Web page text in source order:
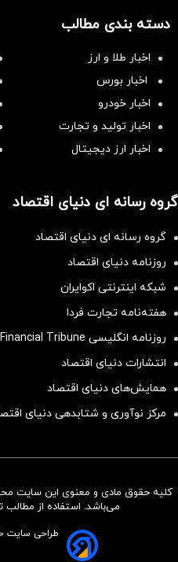
دسته بندی مطالب
اخبار طلا و ارز
اخبار بورس
اخبار خودرو
اخبار تولید و تجارت
اخبار ارز دیجیتال
گروه رسانه ای دنیای اقتصاد
گروه رسانه ای دنیای اقتصاد
روزنامه دنیای اقتصاد
شبکه اینترنتی اکوایران
هفته‌نامه تجارت فردا
روزنامه انگلیسی Financial Tribune
انتشارات دنیای اقتصاد
همایش‌های دنیای اقتصاد
مرکز نوآوری و شتابدهی دنیای
کلیه حقوق مادی و معنوی این سایت
می‌باشد. استفاده از مطالب
طراحی سایت